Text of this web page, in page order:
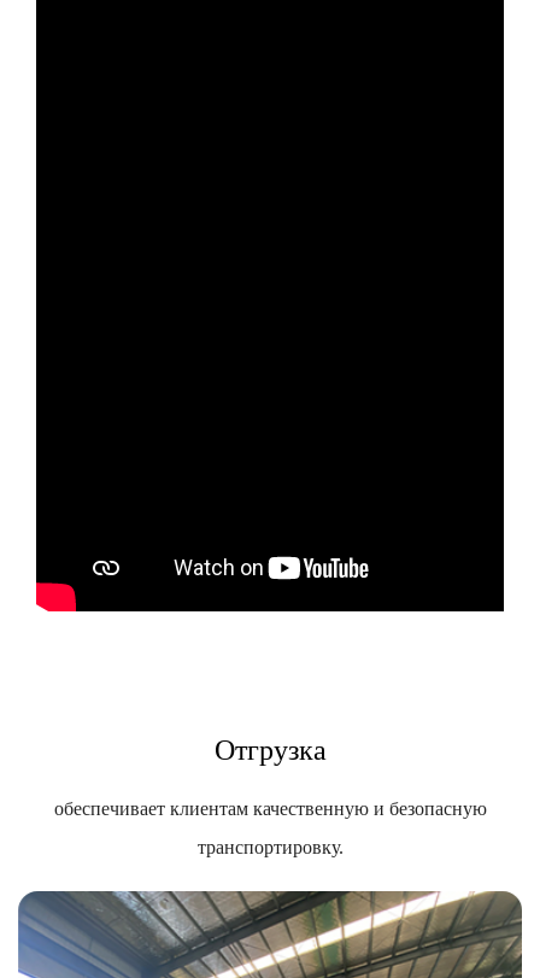
Отгрузка
обеспечивает клиентам качественную и безопасную
транспортировку.